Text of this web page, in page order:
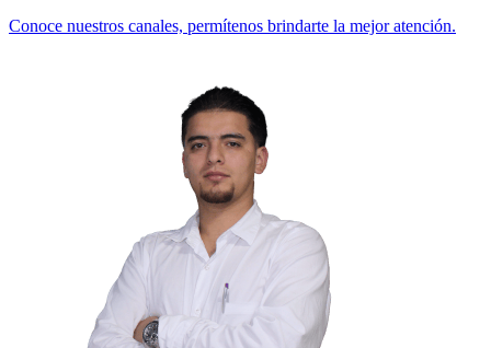
Conoce nuestros canales, permítenos brindarte la mejor atención.